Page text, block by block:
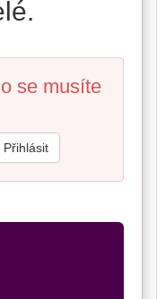
se musíte
Přihlásit